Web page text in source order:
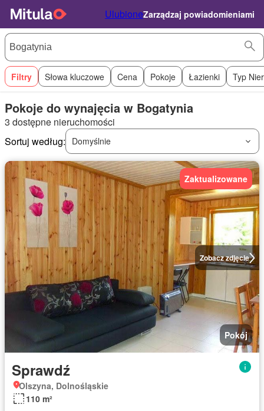
UlubioneZarządzaj powiadomieniami
Filtry Słowa kluczowe Cena Pokoje Łazienki Typ
Pokoje do wynajęcia w Bogatynia
3 dostępne nieruchomości
Sortuj według:
Domyślnie
Zobacz zdjęcie
Zaktualizowane
Pokój
Sprawdź
Olszyna, Dolnośląskie
110 m²